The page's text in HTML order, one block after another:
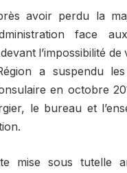
avoir perdu la
face
l’impossibilité
a suspendu
en octobre
le bureau et
mise sous tutelle